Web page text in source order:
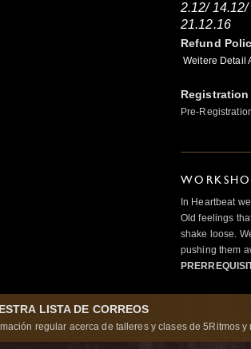
2.12/ 14.12/
21.12.16
Refund
Weitere Detail
Pre-
In Heartbeat
Old feelings
shake loose.
pushing them
LISTA DE CORREOS
regular acerca de talleres y clases de 5Ritmos y